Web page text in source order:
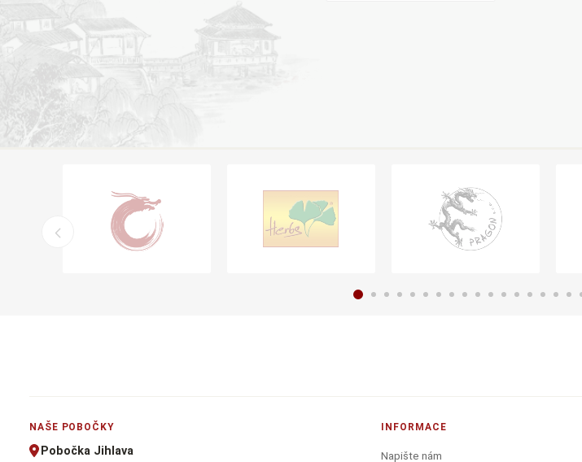
NAŠE POBOČKY
Pobočka Jihlava
INFORMACE
Napište nám